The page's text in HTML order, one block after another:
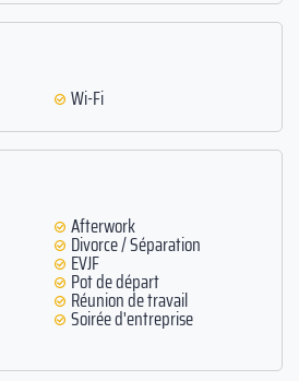
Wi-Fi
Afterwork
Divorce / Séparation
EVJF
Pot de départ
Réunion de travail
Soirée d'entreprise